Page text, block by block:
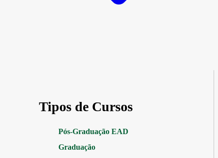
Tipos de Cursos
Pós-Graduação EAD
Graduação